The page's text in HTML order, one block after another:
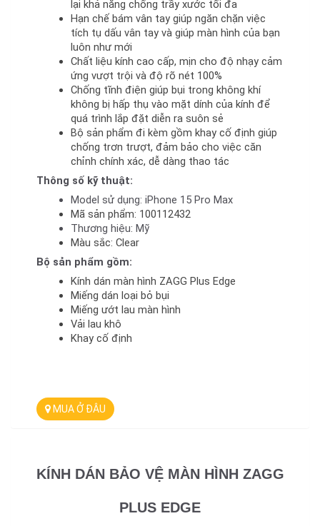
lại khả năng chống trầy xước tối đa
Hạn chế bám vân tay giúp ngăn chặn việc
tích tụ dấu vân tay và giúp màn hình của bạn
luôn như mới
Chất liệu kính cao cấp, mịn cho độ nhạy cảm
ứng vượt trội và độ rõ nét 100%
Chống tĩnh điện giúp bụi trong không khí
không bị hấp thụ vào mặt dính của kính để
quá trình lắp đặt diễn ra suôn sẻ
Bộ sản phẩm đi kèm gồm khay cố định giúp
chống trơn trượt, đảm bảo cho việc căn
chỉnh chính xác, dễ dàng thao tác
Thông số kỹ thuật:
Model sử dụng: iPhone 15 Pro Max
Mã sản phẩm: 100112432
Thương hiệu: Mỹ
Màu sắc: Clear
Bộ sản phẩm gồm:
Kính dán màn hình ZAGG Plus Edge
Miếng dán loại bỏ bụi
Miếng ướt lau màn hình
Vải lau khô
Khay cố định
MUA Ở ĐÂU
KÍNH DÁN BẢO VỆ MÀN HÌNH ZAGG
PLUS EDGE